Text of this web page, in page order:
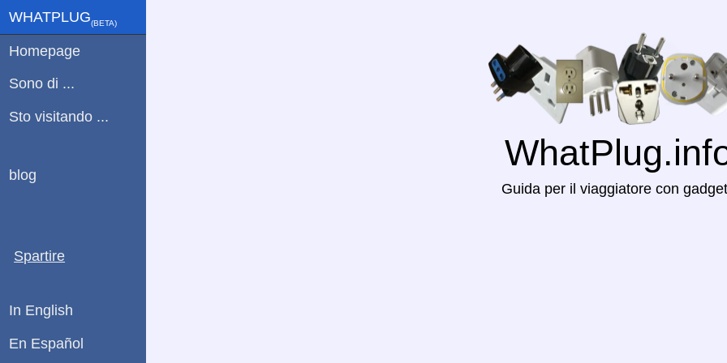
Guida per il viaggiatore con
WHATPLUG(ΒETA)
Homepage
Sono di ...
Sto visitando ...
blog
Spartire
In English
En Español